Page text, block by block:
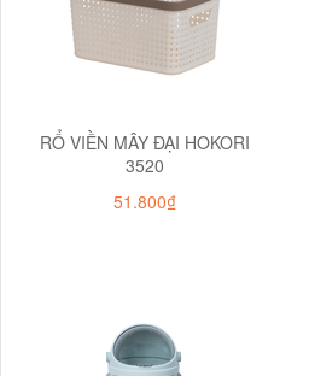
RỔ VIỀN MÂY ĐẠI HOKORI
3520
51.800₫